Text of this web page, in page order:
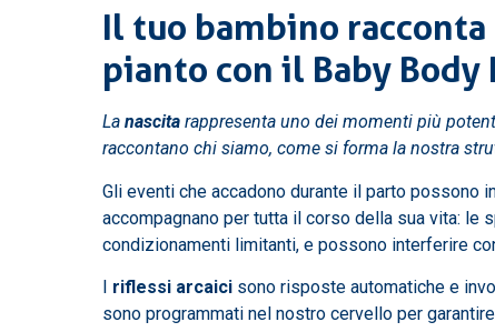
Il tuo bambino
pianto con il Baby Body
La nascita rappresenta uno dei momenti più
raccontano chi siamo, come si forma la nostra
Gli eventi che accadono durante il parto possono
accompagnano per tutta il corso della sua vita:
condizionamenti limitanti, e possono interferire
riflessi arcaici sono risposte automatiche e
sono programmati nel nostro cervello per